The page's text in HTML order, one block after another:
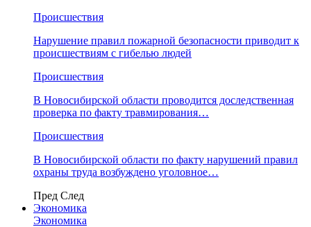
Происшествия
Нарушение правил пожарной безопасности приводит к
происшествиям с гибелью людей
Происшествия
В Новосибирской области проводится доследственная
проверка по факту травмирования…
Происшествия
В Новосибирской области по факту нарушений правил
охраны труда возбуждено уголовное…
Пред След
Экономика
Экономика